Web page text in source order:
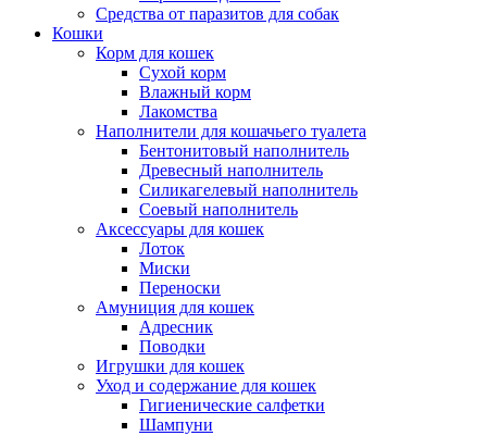
Средства от паразитов для собак
Кошки
Корм для кошек
Сухой корм
Влажный корм
Лакомства
Наполнители для кошачьего туалета
Бентонитовый наполнитель
Древесный наполнитель
Силикагелевый наполнитель
Соевый наполнитель
Аксессуары для кошек
Лоток
Миски
Переноски
Амуниция для кошек
Адресник
Поводки
Игрушки для кошек
Уход и содержание для кошек
Гигиенические салфетки
Шампуни